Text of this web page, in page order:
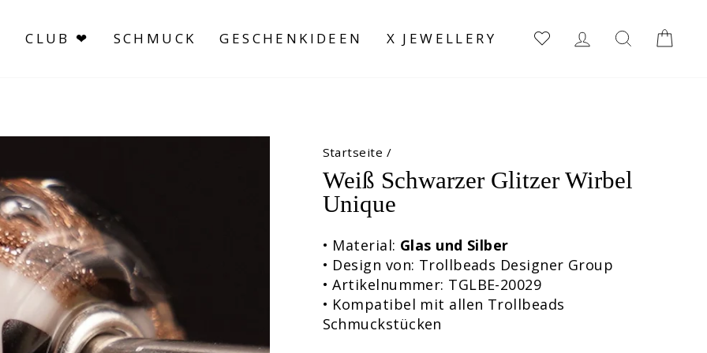
CLUB ❤ SCHMUCK GESCHENKIDEEN X JEWELLERY EINLOGGEN
SUCHE
Startseite /
Weiß Schwarzer Glitzer Wirbel
Unique
• Material: Glas und Silber
• Design von: Trollbeads Designer Group
• Artikelnummer: TGLBE-20029
• Kompatibel mit allen Trollbeads
Schmuckstücken